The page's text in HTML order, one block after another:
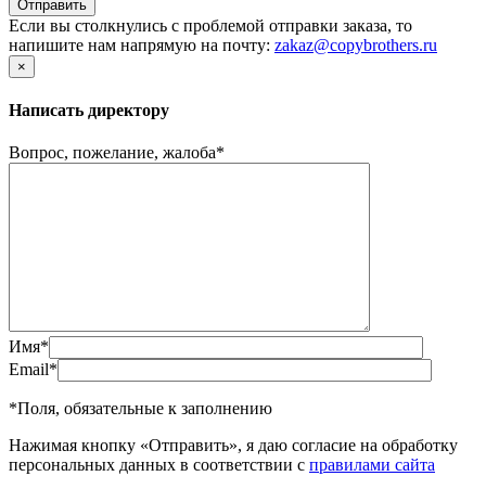
Если вы столкнулись с проблемой отправки заказа, то
напишите нам напрямую на почту: zakaz@copybrothers.ru
×
Написать директору
Вопрос, пожелание, жалоба*
Имя*
Email*
*Поля, обязательные к заполнению
Нажимая кнопку «Отправить», я даю согласие на обработку
персональных данных в соответствии с правилами сайта